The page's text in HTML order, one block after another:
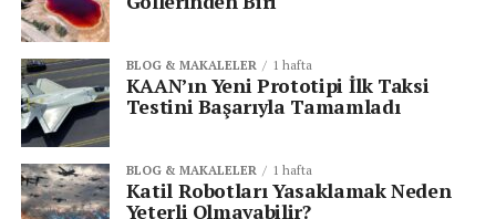
ilerleyen dönemlerde platform kullanıcıları ve teknoloji
dünyası tarafından yakından izlenecek.
Senin reaksiyonun hangisi?
3 1
BLOG & MAKALELER 1 hafta
KAAN’ın Yeni Prototipi İlk Taksi
Testini Başarıyla Tamamladı
BLOG & MAKALELER 1 hafta
Katil Robotları Yasaklamak Neden
Yeterli Olmayabilir?